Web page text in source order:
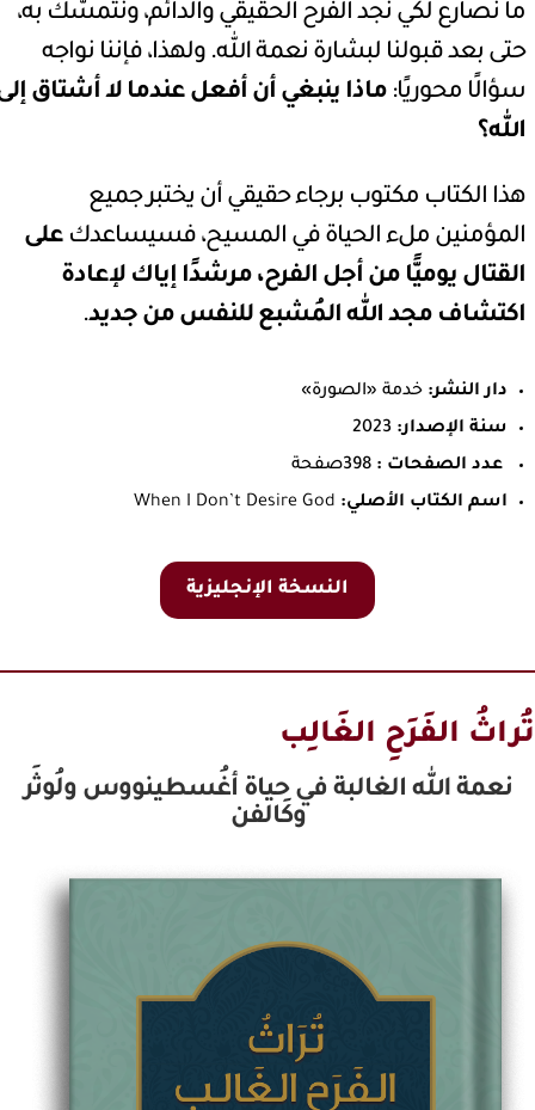
ما نُصارع لكي نجد الفرح الحقيقي والدائم، ونتمسَّك به،
حتى بعد قبولنا لبشارة نعمة الله. ولهذا، فإننا نواجه
سؤالًا محوريًا: ماذا ينبغي أن أفعل عندما لا أشتاق
الله؟
هذا الكتاب مكتوب برجاء حقيقي أن يختبر جميع
المؤمنين ملء الحياة في المسيح، فسيساعدك على
القتال يوميًّا من أجل الفرح، مرشدًا إياك لإعادة
اكتشاف مجد الله المُشبع للنفس من جديد.
دار النشر: خدمة «الصورة»
سنة الإصدار: 2023
عدد الصفحات : 398صفحة
اسم الكتاب الأصلي: When I Don’t Desire God
النسخة الإنجليزية
تُراثُ الفَرَحِ الغَالِب
نعمة الله الغالبة في حياة أغُسطينووس ولُوثَر
وكَالفن